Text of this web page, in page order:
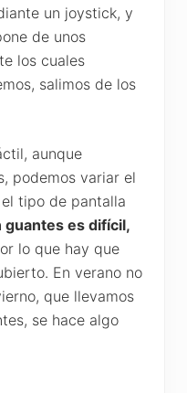
un joystick, y
de unos
los cuales
salimos de los
aunque
podemos variar el
tipo de pantalla
guantes es difícil,
lo que hay que
En verano no
que llevamos
se hace algo